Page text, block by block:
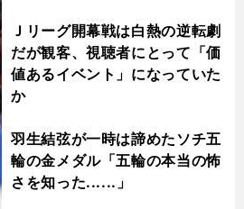
Ｊリーグ開幕戦は白熱の逆転劇
だが観客、視聴者にとって「価
値あるイベント」になっていた
か
羽生結弦が一時は諦めたソチ五
輪の金メダル「五輪の本当の怖
さを知った......」